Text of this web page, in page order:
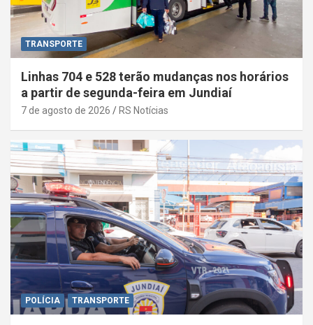
TRANSPORTE
Linhas 704 e 528 terão mudanças nos horários
a partir de segunda-feira em Jundiaí
7 de agosto de 2026 RS Notícias
POLÍCIA TRANSPORTE